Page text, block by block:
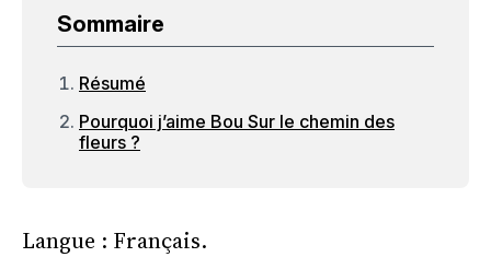
Sommaire
Résumé
Pourquoi j’aime Bou Sur le chemin des
fleurs ?
Langue : Français.